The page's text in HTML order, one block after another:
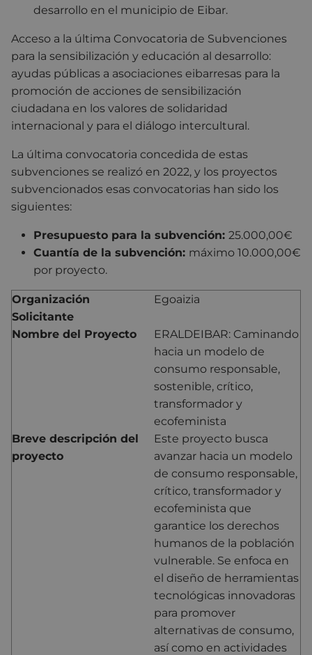
desarrollo en el municipio de Eibar.
Acceso a la última Convocatoria de Subvenciones
para la sensibilización y educación al desarrollo:
ayudas públicas a asociaciones eibarresas para la
promoción de acciones de sensibilización
ciudadana en los valores de solidaridad
internacional y para el diálogo intercultural.
La última convocatoria concedida de estas
subvenciones se realizó en 2022, y los proyectos
subvencionados esas convocatorias han sido los
siguientes:
Presupuesto para la subvención: 25.000,00€
Cuantía de la subvención: máximo 10.000,00€
por proyecto.
Organización
Solicitante
Egoaizia
Nombre del Proyecto
ERALDEIBAR: Caminando
hacia un modelo de
consumo responsable,
sostenible, crítico,
transformador y
ecofeminista
Breve descripción del
proyecto
Este proyecto busca
avanzar hacia un modelo
de consumo responsable,
crítico, transformador y
ecofeminista que
garantice los derechos
humanos de la población
vulnerable. Se enfoca en
el diseño de herramientas
tecnológicas innovadoras
para promover
alternativas de consumo,
así como en actividades